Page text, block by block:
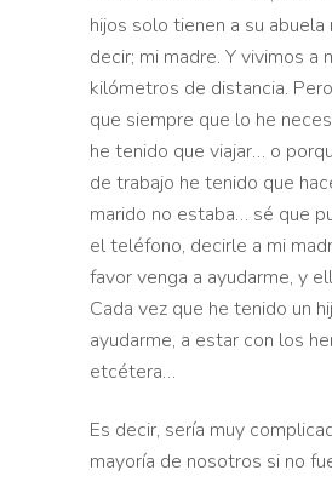
hijos solo tienen a su abuela
decir; mi madre. Y vivimos a
kilómetros de distancia.
que siempre que lo he
he tenido que viajar… o
de trabajo he tenido que
marido no estaba… sé que
el teléfono, decirle a mi
favor venga a ayudarme, y
Cada vez que he tenido un
ayudarme, a estar con los
etcétera…
Es decir, sería muy
mayoría de nosotros si no